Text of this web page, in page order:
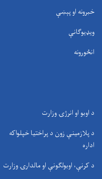
خبرونه او پېښې
ویډیوګانې
انځورونه
د اوبو او انرژۍ وزارت
د پلازمینې زون د پراختیا خپلواکه
اداره
د کرنې، اوبولګونې او مالدارۍ وزارت